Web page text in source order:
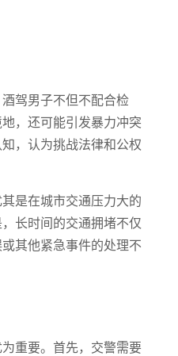
驾男子不但不配合检
，还可能引发暴力冲突
，认为挑战法律和公权
是在城市交通压力大的
长时间的交通拥堵不仅
其他紧急事件的处理不
重要。首先，交警需要